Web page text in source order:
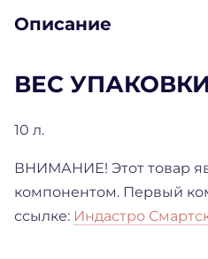
Описание
ВЕС
10 л.
ВНИМАНИЕ! Этот товар
компонентом. Первый
ссылке: Индастро